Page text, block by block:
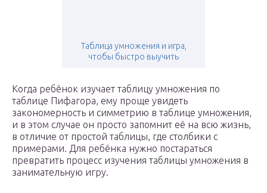
Таблица умножения и игра,
чтобы быстро выучить
Когда ребёнок изучает таблицу умножения по
таблице Пифагора, ему проще увидеть
закономерность и симметрию в таблице умножения,
и в этом случае он просто запомнит её на всю жизнь,
в отличие от простой таблицы, где столбики с
примерами. Для ребёнка нужно постараться
превратить процесс изучения таблицы умножения в
занимательную игру.